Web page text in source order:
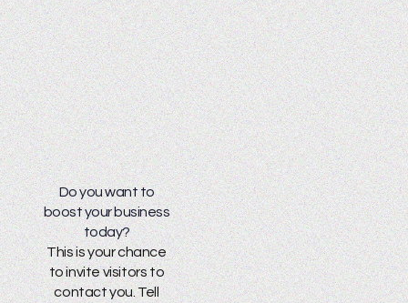
Do you want to
boost your business
today?
This is your chance
to invite visitors to
contact you. Tell